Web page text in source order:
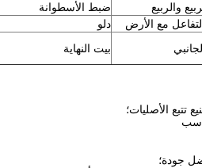
والربيع ضبط الأسطوانة
مع الأرض دلو
بيت النهاية
جودة؛